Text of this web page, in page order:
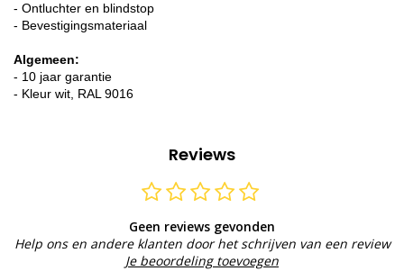
- Ontluchter en blindstop
- Bevestigingsmateriaal
Algemeen:
- 10 jaar garantie
- Kleur wit, RAL 9016
Reviews
Geen reviews gevonden
Help ons en andere klanten door het schrijven van een review
Je beoordeling toevoegen